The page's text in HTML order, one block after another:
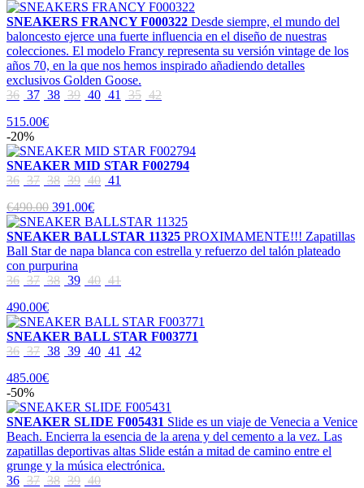
SNEAKERS FRANCY F000322 Desde siempre, el mundo del
baloncesto ejerce una fuerte influencia en el diseño de nuestras
colecciones. El modelo Francy representa su versión vintage de los
años 70, en la que nos hemos inspirado añadiendo detalles
exclusivos Golden Goose.
36 37 38 39 40 41 35 42
515.00€
-20%
SNEAKER MID STAR F002794
36 37 38 39 40 41
€490.00 391.00€
SNEAKER BALLSTAR 11325 PROXIMAMENTE!!! Zapatillas
Ball Star de napa blanca con estrella y refuerzo del talón plateado
con purpurina
36 37 38 39 40 41
490.00€
SNEAKER BALL STAR F003771
36 37 38 39 40 41
42
485.00€
-50%
SNEAKER SLIDE F005431 Slide es un viaje de Venecia a Venice
Beach. Encierra la esencia de la arena y del cemento a la vez. Las
zapatillas deportivas altas Slide están a mitad de camino entre el
grunge y la música electrónica.
36 37 38 39 40